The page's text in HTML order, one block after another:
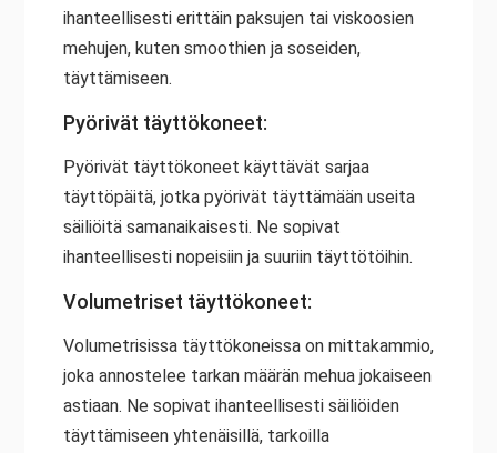
ihanteellisesti erittäin paksujen tai viskoosien
mehujen, kuten smoothien ja soseiden,
täyttämiseen.
Pyörivät täyttökoneet:
Pyörivät täyttökoneet käyttävät sarjaa
täyttöpäitä, jotka pyörivät täyttämään useita
säiliöitä samanaikaisesti. Ne sopivat
ihanteellisesti nopeisiin ja suuriin täyttötöihin.
Volumetriset täyttökoneet:
Volumetrisissa täyttökoneissa on mittakammio,
joka annostelee tarkan määrän mehua jokaiseen
astiaan. Ne sopivat ihanteellisesti säiliöiden
täyttämiseen yhtenäisillä, tarkoilla